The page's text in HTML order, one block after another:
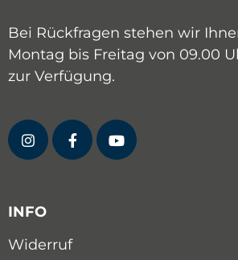
Bei Rückfragen stehen wir
Montag bis Freitag von 09.00
zur Verfügung.
INFO
Widerruf